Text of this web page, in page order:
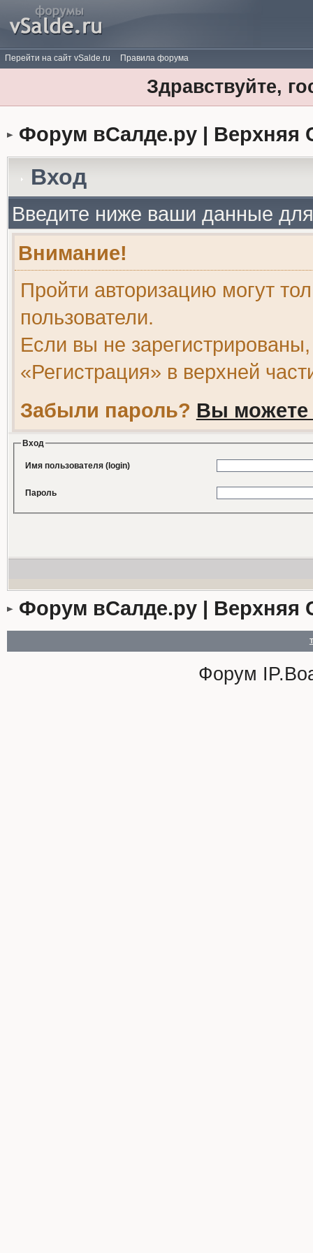
Перейти на сайт vSalde.ru Правила форума
Здравствуйте,
Форум вСалде.ру | Верхняя
Вход
Введите ниже ваши данные
Внимание!
Пройти авторизацию могут
пользователи.
Если вы не
«Регистрация» в верхней
Забыли пароль? Вы можете
Вход
Имя пользователя (login)
Пароль
Форум вСалде.ру | Верхняя
Форум